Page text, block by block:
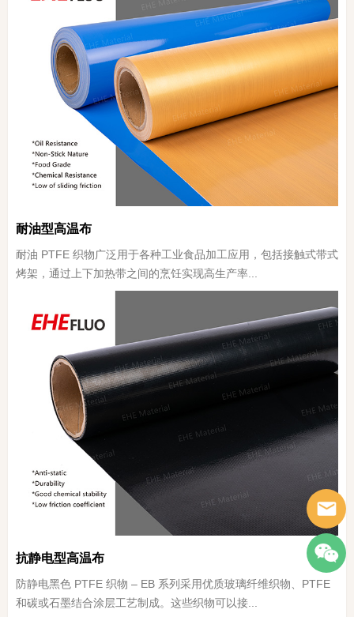
耐油型高温布
耐油 PTFE 织物广泛用于各种工业食品加工应用，包括接触式带式
烤架，通过上下加热带之间的烹饪实现高生产率...
抗静电型高温布
防静电黑色 PTFE 织物 – EB 系列采用优质玻璃纤维织物、PTFE
和碳或石墨结合涂层工艺制成。这些织物可以接...